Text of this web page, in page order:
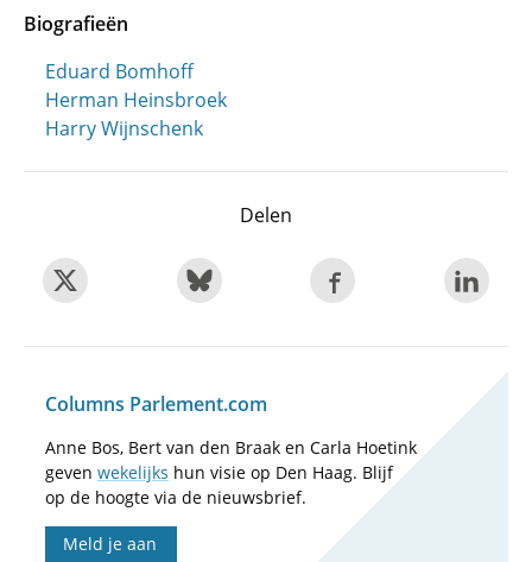
Biografieën
Eduard Bomhoff
Herman Heinsbroek
Harry Wijnschenk
Delen
Columns Parlement.com
Anne Bos, Bert van den Braak en Carla Hoetink
geven wekelijks hun visie op Den Haag. Blijf
op de hoogte via de nieuwsbrief.
Meld je aan